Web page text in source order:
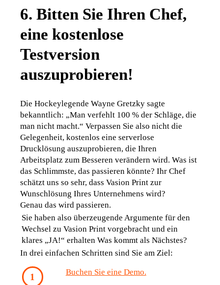
6. Bitten Sie Ihren Chef,
eine kostenlose
Testversion
auszuprobieren!
Die Hockeylegende Wayne Gretzky sagte
bekanntlich: „Man verfehlt 100 % der Schläge, die
man nicht macht.“ Verpassen Sie also nicht die
Gelegenheit, kostenlos eine serverlose
Drucklösung auszuprobieren, die Ihren
Arbeitsplatz zum Besseren verändern wird. Was ist
das Schlimmste, das passieren könnte? Ihr Chef
schätzt uns so sehr, dass Vasion Print zur
Wunschlösung Ihres Unternehmens wird?
Genau das wird passieren.
Sie haben also überzeugende Argumente für den
Wechsel zu Vasion Print vorgebracht und ein
klares „JA!“ erhalten Was kommt als Nächstes?
In drei einfachen Schritten sind Sie am Ziel:
Buchen Sie eine Demo.